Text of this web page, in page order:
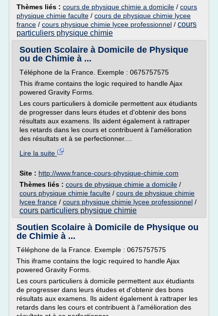
Thèmes liés : cours de physique chimie a domicile / cours
physique chimie faculte / cours de physique chimie lycee
france / cours physique chimie lycee professionnel / cours
particuliers physique chimie
Soutien Scolaire à Domicile de Physique
ou de Chimie à ...
Téléphone de la France. Exemple : 0675757575
This iframe contains the logic required to handle Ajax
powered Gravity Forms.
Les cours particuliers à domicile permettent aux étudiants
de progresser dans leurs études et d'obtenir des bons
résultats aux examens. Ils aident également à rattraper
les retards dans les cours et contribuent à l'amélioration
des résultats et à se perfectionner....
Lire la suite
Site : http://www.france-cours-physique-chimie.com
Thèmes liés : cours de physique chimie a domicile /
cours physique chimie faculte / cours de physique chimie
lycee france / cours physique chimie lycee professionnel /
cours particuliers physique chimie
Soutien Scolaire à Domicile de Physique ou
de Chimie à ...
Téléphone de la France. Exemple : 0675757575
This iframe contains the logic required to handle Ajax
powered Gravity Forms.
Les cours particuliers à domicile permettent aux étudiants
de progresser dans leurs études et d'obtenir des bons
résultats aux examens. Ils aident également à rattraper les
retards dans les cours et contribuent à l'amélioration des